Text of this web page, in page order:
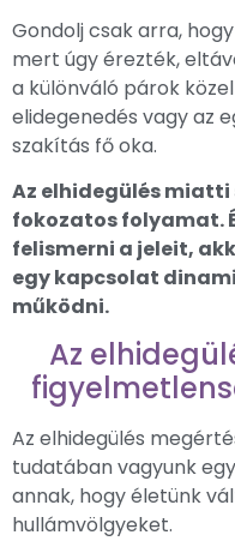
Gondolj csak arra,
mert úgy érezték,
a különváló párok
elidegenedés vagy az
szakítás fő oka.
Az elhidegülés
fokozatos folyamat.
felismerni a jeleit,
egy kapcsolat
működni.
Az
Az elhidegülés
tudatában vagyunk
annak, hogy életünk
hullámvölgyeket.